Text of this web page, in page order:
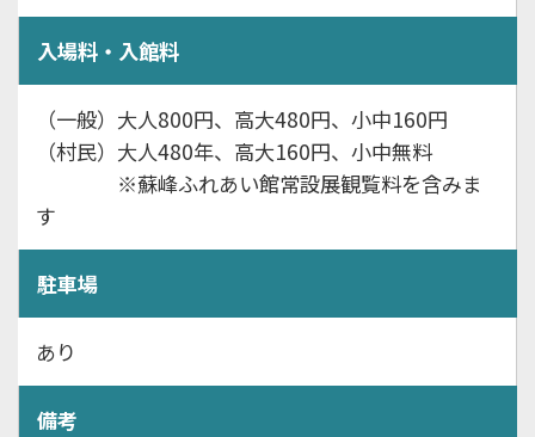
入場料・入館料
（一般）大人800円、高大480円、小中160円
（村民）大人480年、高大160円、小中無料
※蘇峰ふれあい館常設展観覧料を含みま
す
駐車場
あり
備考